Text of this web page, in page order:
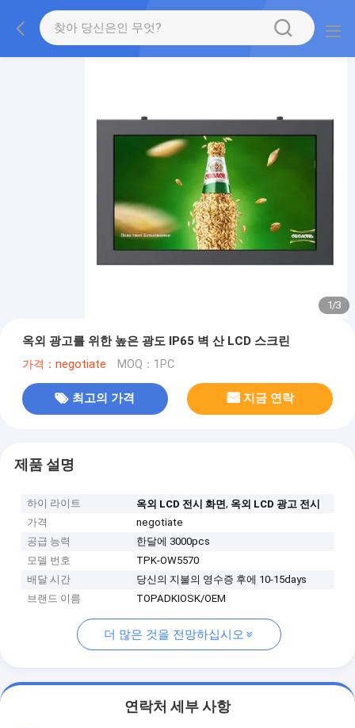
1/3
옥외 광고를 위한 높은 광도 IP65 벽 산 LCD 스크린
가격：negotiate MOQ：1PC
최고의 가격 지금 연락
제품 설명
하이 라이트 옥외 LCD 전시 화면, 옥외 LCD 광고 전시
가격
negotiate
공급 능력
한달에 3000pcs
모델 번호
TPK-OW5570
배달 시간
당신의 지불의 영수증 후에 10-15days
브랜드 이름
TOPADKIOSK/OEM
더 많은 것을 전망하십시오
연락처 세부 사항